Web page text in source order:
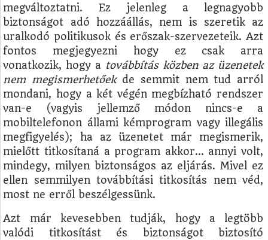
megváltoztatni. Ez jelenleg a legnagyobb
biztonságot adó hozzáállás, nem is szeretik az
uralkodó politikusok és erőszak-szervezeteik. Azt
fontos megjegyezni hogy ez csak arra
vonatkozik, hogy a továbbítás közben az üzenetek
nem megismerhetőekde semmit nem tud arról
mondani, hogy a két végén megbízható rendszer
van-e (vagyis jellemző módon nincs-e a
mobiltelefonon állami kémprogram vagy illegális
megfigyelés); ha az üzenetet már megismerik,
mielőtt titkosítaná a program akkor… annyi volt,
mindegy, milyen biztonságos az eljárás. Mivel ez
ellen semmilyen továbbítási titkosítás nem véd,
most ne erről beszélgessünk.
Azt már kevesebben tudják, hogy a legtöbb
valódi titkosítást és biztonságot biztosító